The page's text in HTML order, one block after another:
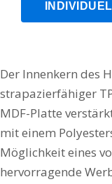
Der Innenkern des
strapazierfähiger
MDF-Platte
mit einem
Möglichkeit eines
hervorragende